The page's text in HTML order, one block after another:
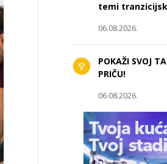
temi
06.08.2026.
POKAŽI SVOJ
PRIČU!
06.08.2026.